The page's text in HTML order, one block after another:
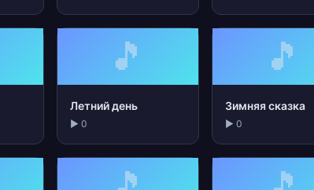
🎵
Летний день
▶ 0
🎵
Зимняя сказка
▶ 0